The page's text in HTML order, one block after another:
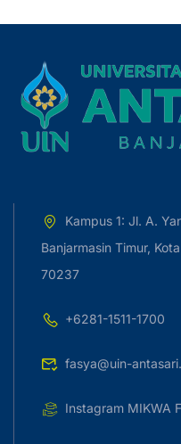
Kampus 1: Jl. A.
Banjarmasin Timur,
70237
+6281-1511-1700
fasya@uin-
Instagram MIKWA